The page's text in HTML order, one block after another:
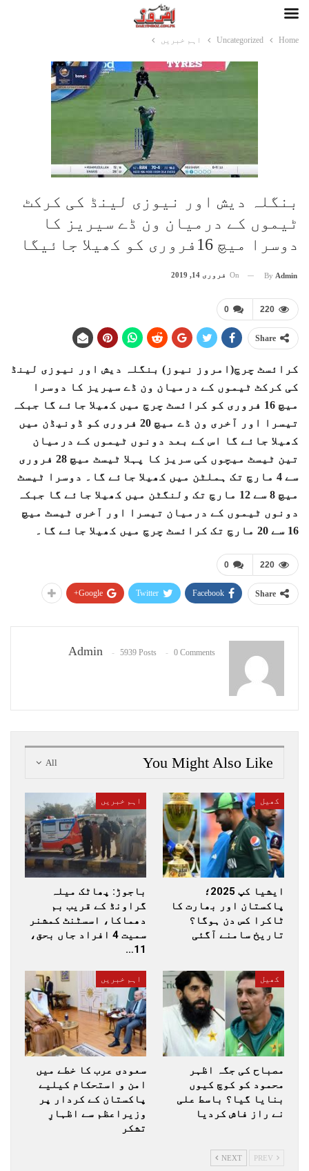
Home
Uncategorized اہم خبریں
بنگلہ دیش اور نیوزی لینڈ کی کرکٹ
ٹیموں کے درمیان ون ڈے سیریز کا
دوسرا میچ 16فروری کو کھیلا جائیگا
By Admin
On فروری 14, 2019
0 220
Share
کرائسٹ چرچ(امروز نیوز) بنگلہ دیش اور نیوزی لینڈ
کی کرکٹ ٹیموں کے درمیان ون ڈے سیریز کا دوسرا
میچ 16 فروری کو کرائسٹ چرچ میں کھیلا جائے گا جبکہ
تیسرا اور آخری ون ڈے میچ 20 فروری کو ڈونیڈن میں
کھیلا جائے گا اس کے بعد دونوں ٹیموں کے درمیان
تین ٹیسٹ میچوں کی سریز کا پہلا ٹیسٹ میچ 28 فروری
سے 4 مارچ تک ہملٹن میں کھیلا جائے گا۔ دوسرا ٹیسٹ
میچ 8 سے 12 مارچ تک ولنگٹن میں کھیلا جائے گا جبکہ
دونوں ٹیموں کے درمیان تیسرا اور آخری ٹیسٹ میچ
16 سے 20 مارچ تک کرائسٹ چرچ میں کھیلا جائے گا۔
0 220
Share
Facebook
Twitter
Google+
Admin 5939 Posts 0 Comments
All You Might Also Like
کھیل
ایشیا کپ 2025؛
پاکستان اور بھارت کا
ٹاکرا کس دن ہوگا؟
تاریخ سامنے آگئی
اہم خبریں
باجوڑ: پھاٹک میلہ
گراونڈ کے قریب بم
دھماکا، اسسٹنٹ کمشنر
سمیت 4 افراد جاں بحق،
11…
کھیل
مصباح کی جگہ اظہر
محمود کو کوچ کیوں
بنایا گیا؟ باسط علی
نے راز فاش کردیا
اہم خبریں
سعودی عرب کا خطے میں
امن و استحکام کیلیے
پاکستان کے کردار پر
وزیراعظم سے اظہارِ
تشکر
NEXT